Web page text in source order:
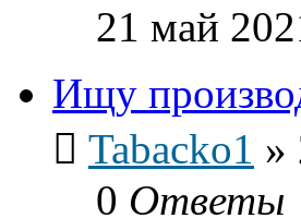
21 май
Ищу
Tabacko1 »
0 Ответы